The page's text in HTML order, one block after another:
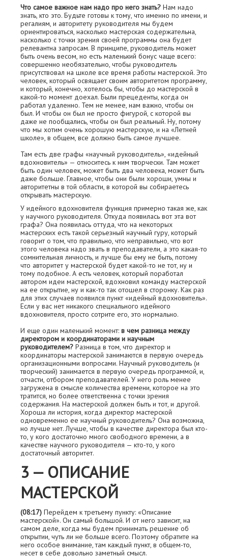
Что самое важное нам надо про него знать? Нам надо
знать, кто это. Будьте готовы к тому, что именно по имени, и
регалиям, и авторитету руководителя мы будем
ориентироваться, насколько мастерская содержательна,
насколько с точки зрения своей программы она будет
релевантна запросам. В принципе, руководитель может
быть очень весом, но есть маленький бонус чаще всего:
совершенно необязательно, чтобы руководитель
присутствовал на школе все время работы мастерской. Это
человек, который освящает своим авторитетом программу,
и который, конечно, хотелось бы, чтобы до мастерской в
какой-то момент доехал. Были прецеденты, когда он
работал удаленно. Тем не менее, нам важно, чтобы он
был. И чтобы он был не просто фигурой, с которой вы
даже не пообщались, чтобы он был реальный. Ну, потому
что мы хотим очень хорошую мастерскую, и на «Летней
школе», в общем, все должно быть самое лучшее.
Там есть две графы «научный руководитель», «идейный
вдохновитель» — относитесь к ним творчески. Там может
быть один человек, может быть два человека, может быть
даже больше. Главное, чтобы они были хороши, умны и
авторитетны в той области, в которой вы собираетесь
открывать мастерскую.
У идейного вдохновителя функция примерно такая же, как
у научного руководителя. Откуда появилась вот эта вот
графа? Она появилась оттуда, что на некоторых
мастерских есть такой серьезный научный гуру, который
говорит о том, что правильно, что неправильно, что вот
этого человека надо звать в преподаватели, а это какая-то
сомнительная личность, и лучше бы ему не быть, потому
что авторитет у мастерской будет какой-то не тот, ну и
тому подобное. А есть человек, который поработал
автором идеи мастерской, вдохновил команду мастерской
на еe открытие, ну и как-то так отошел в сторонку. Как раз
для этих случаев появился пункт «идейный вдохновитель».
Если у вас нет никакого специального идейного
вдохновителя, просто сотрите его, это нормально.
И еще один маленький момент: в чем разница между
директором и координаторами и научным
руководителем? Разница в том, что директор и
координаторы мастерской занимаются в первую очередь
организационными вопросами. Научный руководитель (и
творческий) занимается в первую очередь программой, и,
отчасти, отбором преподавателей. У него роль менее
загружена в смысле количества времени, которое на это
тратится, но более ответственна с точки зрения
содержания. На мастерской должен быть и тот, и другой.
Хороша ли история, когда директор мастерской
одновременно ее научный руководитель? Она возможна,
но лучше нет. Лучше, чтобы в качестве директора был кто-
то, у кого достаточно много свободного времени, а в
качестве научного руководителя — кто-то, у кого
достаточный авторитет.
3 — ОПИСАНИЕ
МАСТЕРСКОЙ
(08:17) Перейдем к третьему пункту: «Описание
мастерской». Он самый большой. И от него зависит, на
самом деле, когда мы будем принимать решение об
открытии, чуть ли не больше всего. Поэтому обратите на
него особое внимание, там каждый пункт, в общем-то,
несет в себе довольно заметный смысл.